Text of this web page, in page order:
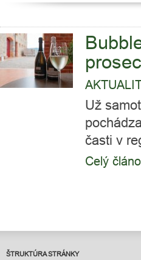
Už
časti v
Celý
ŠTRUKTÚRA STRÁNKY